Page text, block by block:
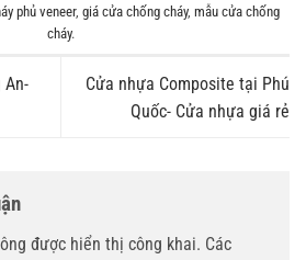
phủ veneer, giá cửa chống cháy, mẫu cửa chống
cháy.
An-
Cửa nhựa Composite tại Phú
Quốc- Cửa nhựa giá rẻ
được hiển thị công khai. Các